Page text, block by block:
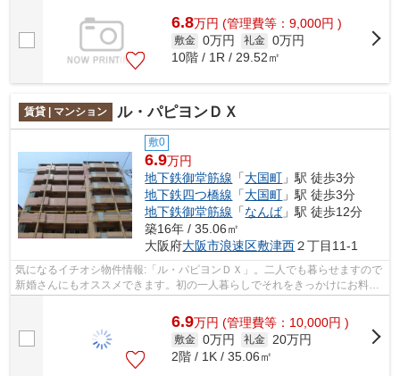
6.8万円 (管理費等：9,000円 )
敷金 0万円 礼金 0万円
10階 / 1R / 29.52㎡
賃貸 | マンション ル・パピヨンＤＸ
敷0
6.9万円
地下鉄御堂筋線 「大国町 」駅 徒歩3分
地下鉄四つ橋線 「大国町 」駅 徒歩3分
地下鉄御堂筋線 「なんば」駅 徒歩12分
築16年 / 35.06㎡
大阪府大阪市浪速区敷津西２丁目11-1
気になるイチオシ物件情報:「ル・パピヨンＤＸ」。二人でも暮らせますので
新婚さんにもオススメできます。初の一人暮らしでそれをきっかけにお料理
6.9万円 (管理費等：10,000円 )
敷金 0万円 礼金
20万円
2階 / 1K / 35.06㎡